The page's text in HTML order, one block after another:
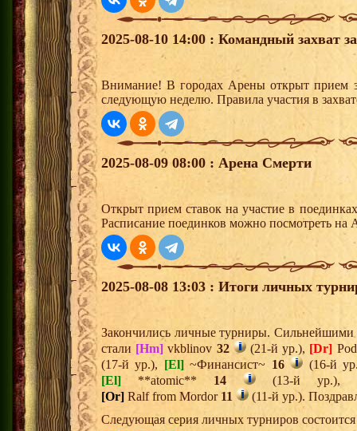
2025-08-10 14:00 : Командный захват
Внимание! В городах Арены открыт прием
следующую неделю. Правила участия в
2025-08-09 08:00 : Арена Смерти
Открыт прием ставок на участие в
Расписание поединков можно посмотреть на
2025-08-08 13:03 : Итоги личных
Закончились личные турниры. Сильнейшими
стали [Hm] vkblinov 32 (21-й ур.), [Dr]
(17-й ур.), [El]~Финансист~ 16
(16-й
[El] **atomic** 14 (13-й ур.),
[Or] Ralf from Mordor 11
(11-й ур.).
Следующая серия личных турниров состоится